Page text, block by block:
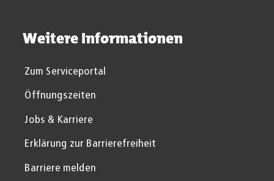
Weitere Informationen
Zum Serviceportal
Öffnungszeiten
Jobs & Karriere
Erklärung zur Barrierefreiheit
Barriere melden